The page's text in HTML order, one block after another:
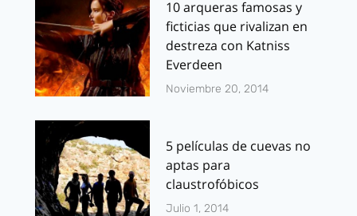
10 arqueras famosas y
ficticias que rivalizan en
destreza con Katniss
Everdeen
Noviembre 20, 2014
5 películas de cuevas no
aptas para
claustrofóbicos
Julio 1, 2014